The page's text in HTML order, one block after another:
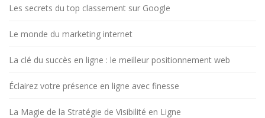
Les secrets du top classement sur Google
Le monde du marketing internet
La clé du succès en ligne : le meilleur positionnement web
Éclairez votre présence en ligne avec finesse
La Magie de la Stratégie de Visibilité en Ligne